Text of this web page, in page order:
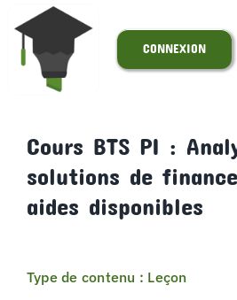
Passer
contenu
S’INSCRIRE
SUPPORT
CONNEXION
Cours BTS PI :
solutions de
aides disponibles
Type de contenu : Leçon